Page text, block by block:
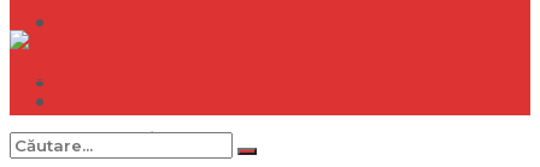
Internațional